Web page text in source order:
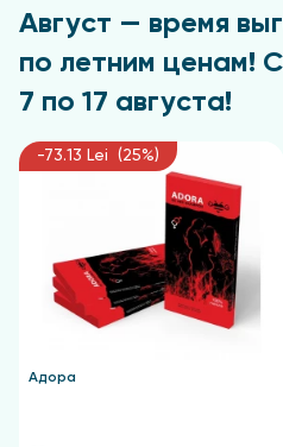
Молдову. Филиалы во
Унгены. Выгодная цена без
наценок и посредников.
Август — время
по летним ценам!
7 по 17 августа!
-73.13 Lei (25%)
Адора